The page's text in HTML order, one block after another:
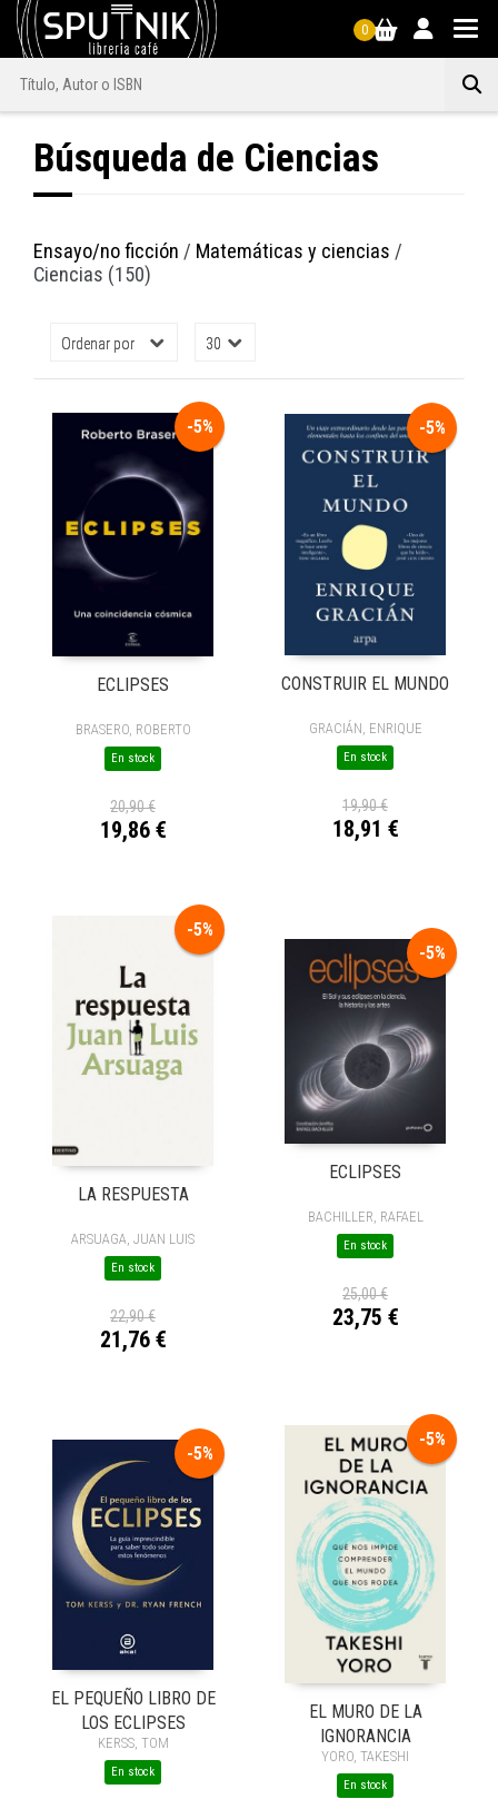
0
Búsqueda de Ciencias
Ensayo/no ficción / Matemáticas y ciencias /
Ciencias (150)
-5%
ECLIPSES
BRASERO, ROBERTO
En stock
20,90 €
19,86 €
-5%
CONSTRUIR EL MUNDO
GRACIÁN, ENRIQUE
En stock
19,90 €
18,91 €
-5%
LA RESPUESTA
ARSUAGA, JUAN LUIS
En stock
22,90 €
21,76 €
-5%
ECLIPSES
BACHILLER, RAFAEL
En stock
25,00 €
23,75 €
-5%
EL PEQUEÑO LIBRO DE
LOS ECLIPSES
KERSS, TOM
En stock
-5%
EL MURO DE LA
IGNORANCIA
YORO, TAKESHI
En stock